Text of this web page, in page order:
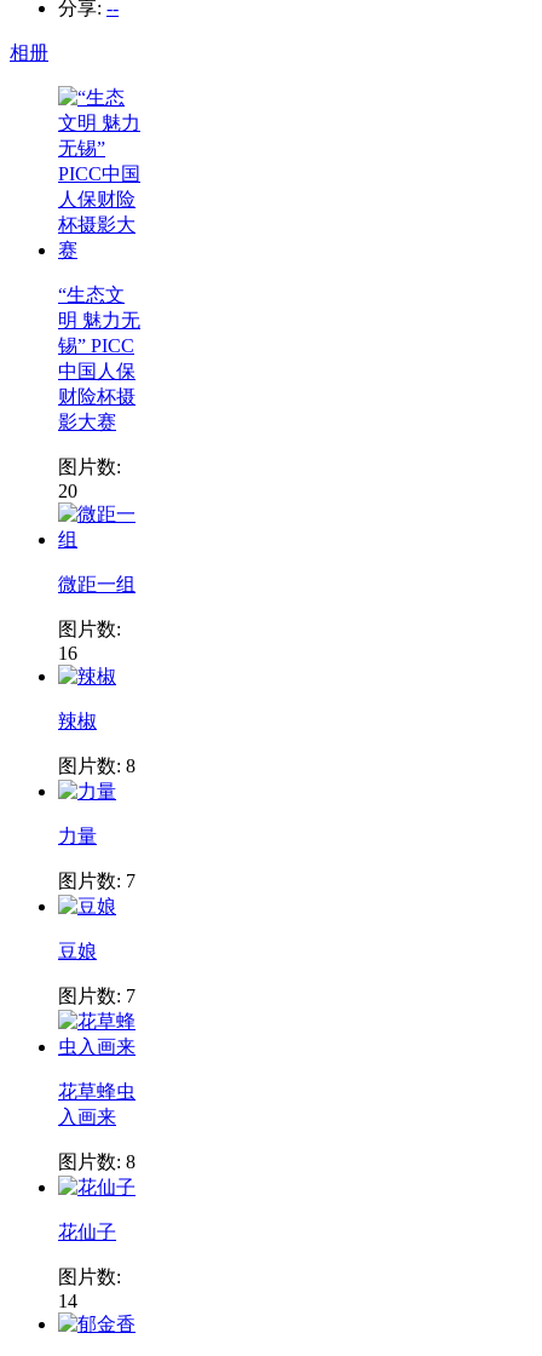
分享: --
相册
“生态文
明 魅力无
锡” PICC
中国人保
财险杯摄
影大赛
图片数:
20
微距一组
图片数:
16
辣椒
图片数: 8
力量
图片数: 7
豆娘
图片数: 7
花草蜂虫
入画来
图片数: 8
花仙子
图片数:
14